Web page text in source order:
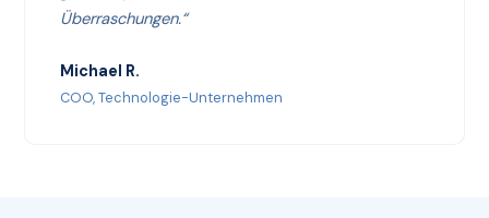
Überraschungen.“
Michael R.
COO, Technologie-Unternehmen